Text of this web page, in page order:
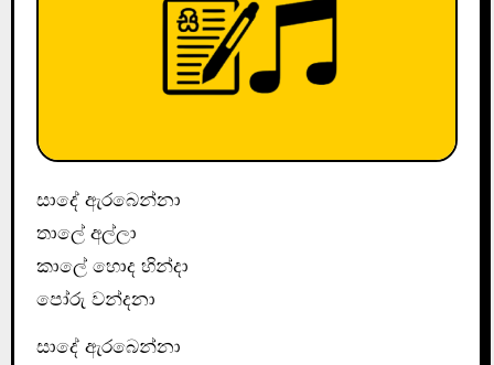
සාදේ ඇරබෙන්නා
තාලේ අල්ලා
කාලේ හොද හින්දා
පෝරු වන්දනා
සාදේ ඇරබෙන්නා